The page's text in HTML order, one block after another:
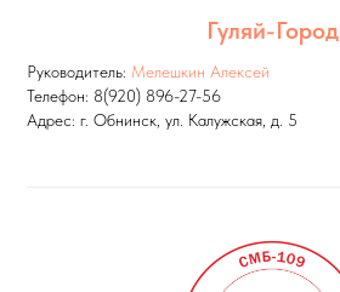
Гуляй-Город
Руководитель: Мелешкин Алексей
Телефон: 8(920) 896-27-56
Адрес: г. Обнинск, ул. Калужская, д. 5